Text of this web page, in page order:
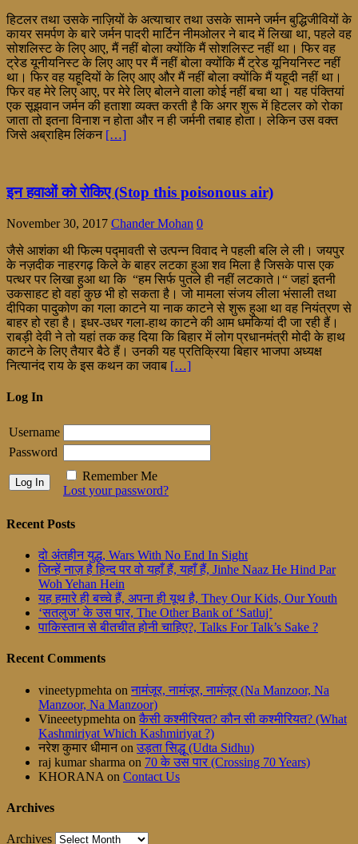
हिटलर तथा उसके नाज़ियों के अत्याचार तथा उसके सामने जर्मन बुद्धिजीवियों के
कायर समर्पण के बारे जर्मन पादरी मार्टिन नीमओलर ने बाद में लिखा था, पहले वह
सोशलिस्ट के लिए आए, मैं नहीं बोला क्योंकि मैं सोशलिस्ट नहीं था। फिर वह
ट्रेड यूनीयनिस्ट के लिए आए पर मैं नहीं बोला क्योंकि मैं ट्रेड यूनियनिस्ट नहीं
था। फिर वह यहूदियों के लिए आए और मैं नहीं बोला क्योंकि मैं यहूदी नहीं था।
फिर वह मेरे लिए आए, पर मेरे लिए बोलने वाला कोई नहीं बचा था। यह पंक्तियां
एक सूझवान जर्मन की हताशा व्यक्त करती है कि अगर शुरू में हिटलर को रोका
जाता तो इतना विनाश न होता और न ही जर्मनी तबाह होता। लेकिन उस वक्त
जिसे अब्राहिम लिंकन […]
इन हवाओं को रोकिए (Stop this poisonous air)
November 30, 2017 Chander Mohan 0
जैसे आशंका थी फिल्म पद्मावती से उत्पन्न विवाद ने पहली बलि ले ली। जयपुर
के नज़दीक नाहरगढ़ किले के बाहर लटका हुआ शव मिला है जिसके पास एक
पत्थर पर लिखा हुआ था कि “हम सिर्फ पुतले ही नहीं लटकाते।“ जहां इतनी
उकसाहट हो वहां कुछ भी हो सकता है। जो मामला संजय लीला भंसाली तथा
दीपिका पादुकोण का गला काटने या नाक काटने से शुरू हुआ था वह नियंत्रण से
बाहर हो रहा है। इधर-उधर गला-हाथ काटने की आम धमकियां दी जा रही हैं।
राबड़ी देवी ने तो यहां तक कह दिया कि बिहार में लोग प्रधानमंत्री मोदी के हाथ
काटने के लिए तैयार बैठे हैं। उनकी यह प्रतिक्रिया बिहार भाजपा अध्यक्ष
नित्यानंद राय के इस कथन का जवाब […]
Log In
Username
Password
Remember Me
Lost your password?
Recent Posts
दो अंतहीन युद्ध, Wars With No End In Sight
जिन्हें नाज़ है हिन्द पर वो यहाँ हैं, यहाँ हैं, Jinhe Naaz He Hind Par
Woh Yehan Hein
यह हमारे ही बच्चे हैं, अपना ही यूथ है, They Our Kids, Our Youth
‘सतलुज’ के उस पार, The Other Bank of ‘Satluj’
पाकिस्तान से बीतचीत होनी चाहिए?, Talks For Talk’s Sake ?
Recent Comments
vineetypmehta on नामंजूर, नामंजूर, नामंजूर (Na Manzoor, Na
Manzoor, Na Manzoor)
Vineeetypmehta on कैसी कश्मीरियत? कौन सी कश्मीरियत? (What
Kashmiriyat Which Kashmiriyat ?)
नरेश कुमार धीमानon उड़ता सिद्धू (Udta Sidhu)
raj kumar sharma on 70 के उस पार (Crossing 70 Years)
KHORANA on Contact Us
Archives
Archives